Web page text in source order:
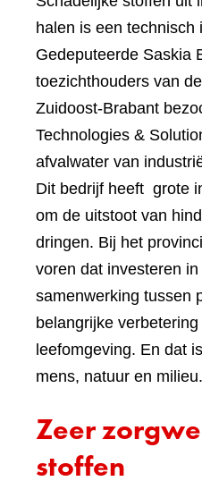
halen is een technisch
Gedeputeerde Saskia
toezichthouders van
Zuidoost-Brabant
Technologies &
afvalwater van
Dit bedrijf heeft grote
om de uitstoot van
dringen. Bij het
voren dat investeren
samenwerking tussen
belangrijke
leefomgeving. En dat
mens, natuur en
Zeer
stoffen